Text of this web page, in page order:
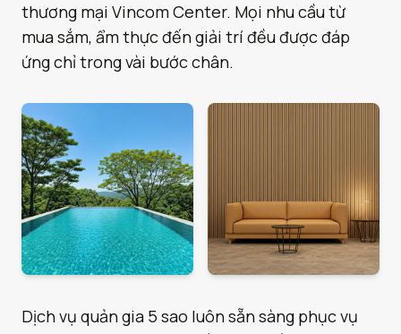
thương mại Vincom Center. Mọi nhu cầu từ
mua sắm, ẩm thực đến giải trí đều được đáp
ứng chỉ trong vài bước chân.
Dịch vụ quản gia 5 sao luôn sẵn sàng phục vụ